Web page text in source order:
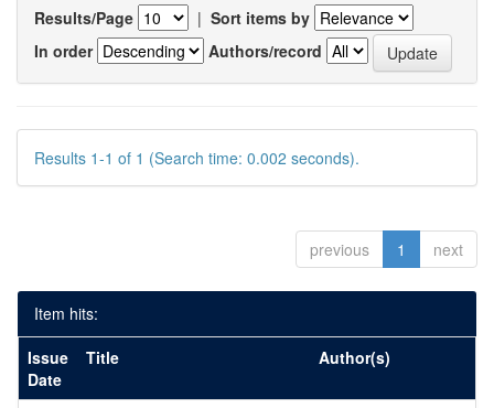
Results/Page | Sort items by
In order
Authors/record
Results 1-1 of 1 (Search time: 0.002 seconds).
previous 1 next
Item hits:
Issue
Date
Title Author(s)